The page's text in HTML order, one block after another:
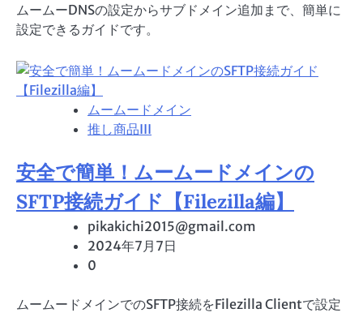
ムームーDNSの設定からサブドメイン追加まで、簡単に
設定できるガイドです。
ムームードメイン
推し商品III
安全で簡単！ムームードメインの
SFTP接続ガイド【Filezilla編】
pikakichi2015@gmail.com
2024年7月7日
0
ムームードメインでのSFTP接続をFilezilla Clientで設定